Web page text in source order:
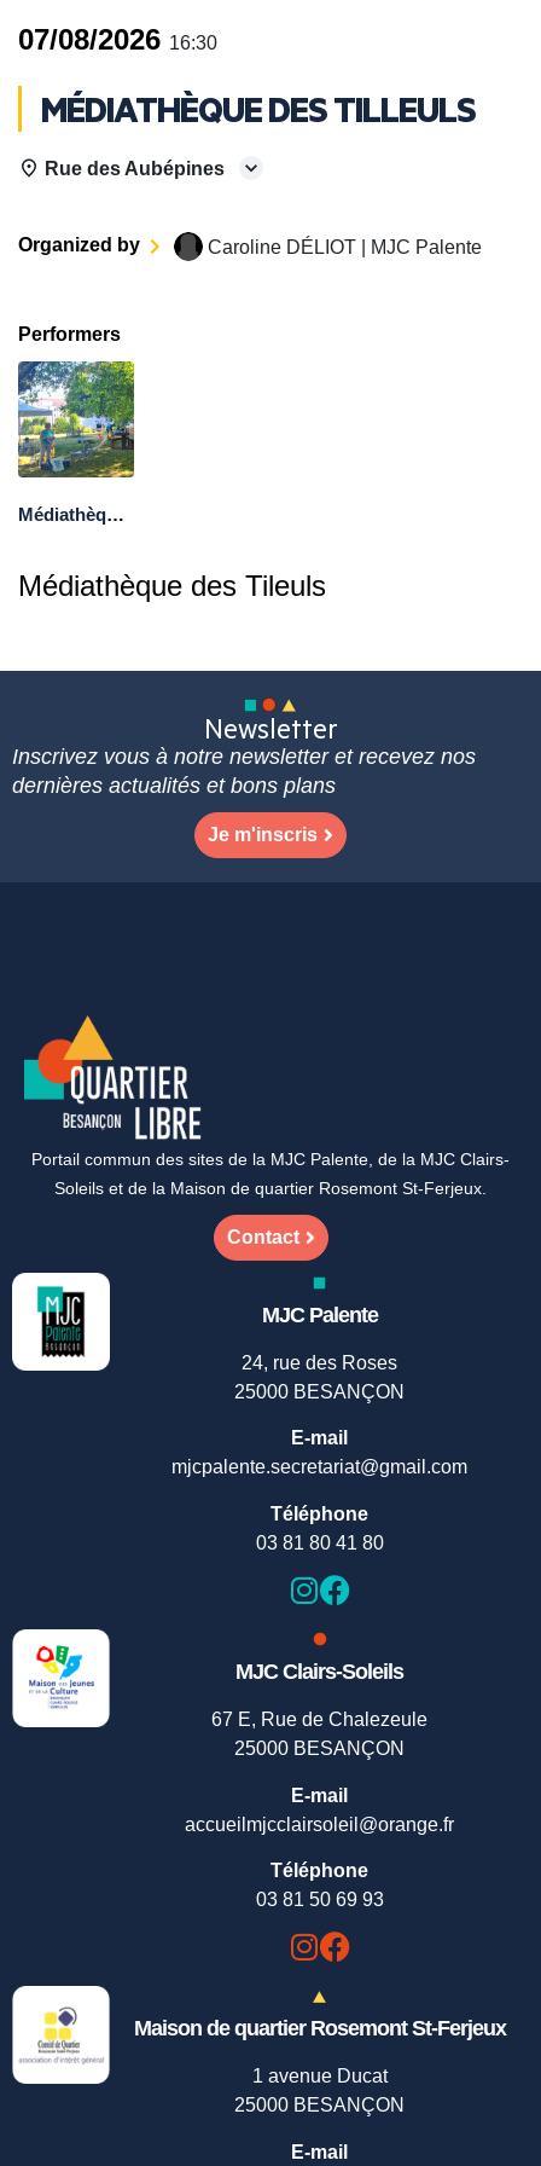
07/08/2026 16:30
MÉDIATHÈQUE DES TILLEULS
Rue des Aubépines
Organized by Caroline DÉLIOT | MJC Palente
Performers
Médiathèque des Tilleuls
Médiathèque des Tileuls
Newsletter
Inscrivez vous à notre newsletter et recevez nos
dernières actualités et bons plans
Je m'inscris
Portail commun des sites de la MJC Palente, de la MJC Clairs-
Soleils et de la Maison de quartier Rosemont St-Ferjeux.
Contact
MJC Palente
24, rue des Roses
25000 BESANÇON
E-mail
mjcpalente.secretariat@gmail.com
Téléphone
03 81 80 41 80
MJC Clairs-Soleils
67 E, Rue de Chalezeule
25000 BESANÇON
E-mail
accueilmjcclairsoleil@orange.fr
Téléphone
03 81 50 69 93
Maison de quartier Rosemont St-Ferjeux
1 avenue Ducat
25000 BESANÇON
E-mail